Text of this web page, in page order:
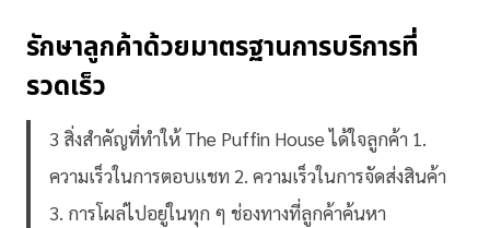
รักษาลูกค้าด้วยมาตรฐานการบริการที่
รวดเร็ว
3 สิ่งสำคัญที่ทำให้ The Puffin House ได้ใจลูกค้า 1.
ความเร็วในการตอบแชท 2. ความเร็วในการจัดส่งสินค้า
3. การโผล่ไปอยู่ในทุก ๆ ช่องทางที่ลูกค้าค้นหา